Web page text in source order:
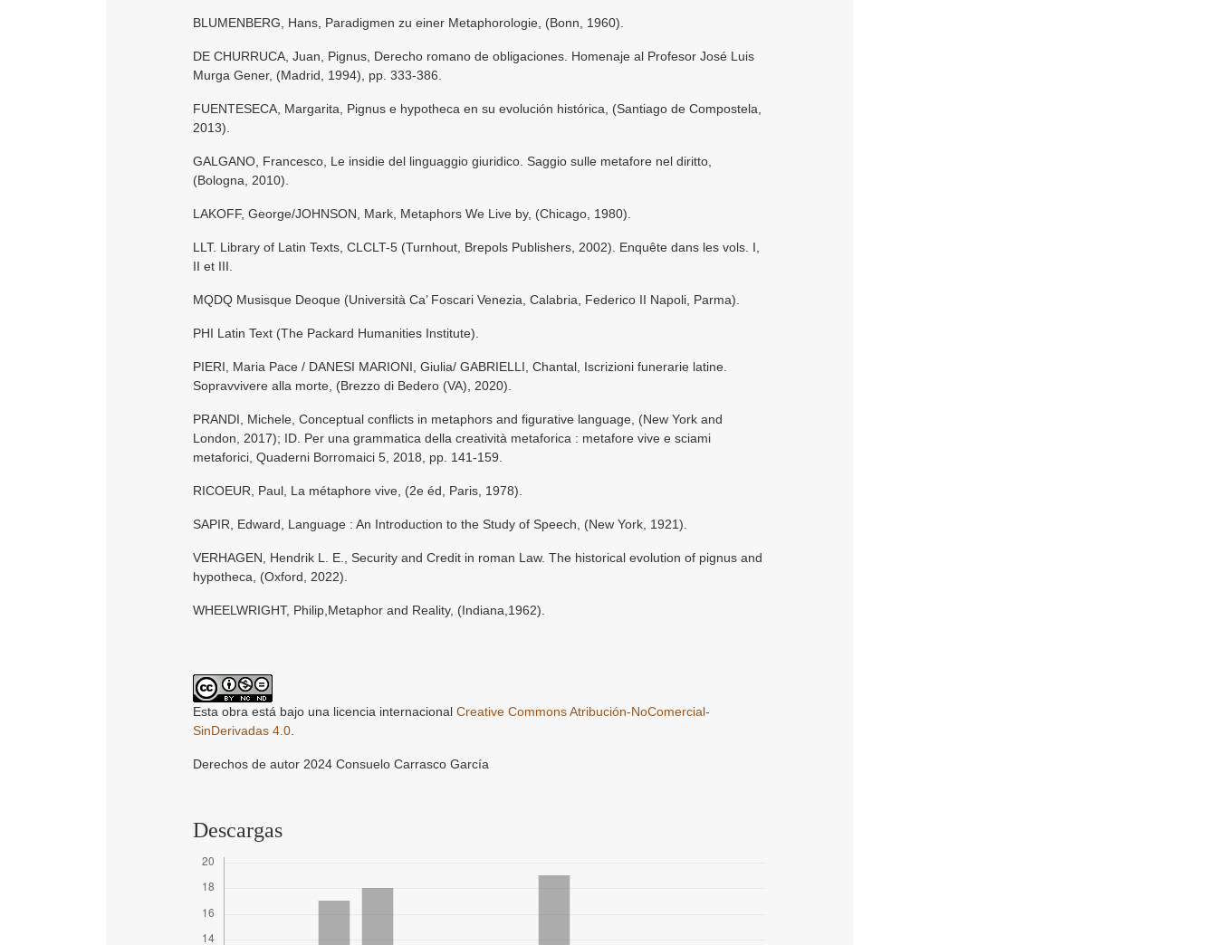
BLUMENBERG, Hans, Paradigmen zu einer Metaphorologie, (Bonn, 1960).
DE CHURRUCA, Juan, Pignus, Derecho romano de obligaciones. Homenaje al Profesor José Luis
Murga Gener, (Madrid, 1994), pp. 333-386.
FUENTESECA, Margarita, Pignus e hypotheca en su evolución histórica, (Santiago de Compostela,
2013).
GALGANO, Francesco, Le insidie del linguaggio giuridico. Saggio sulle metafore nel diritto,
(Bologna, 2010).
LAKOFF, George/JOHNSON, Mark, Metaphors We Live by, (Chicago, 1980).
LLT. Library of Latin Texts, CLCLT-5 (Turnhout, Brepols Publishers, 2002). Enquête dans les vols. I,
II et III.
MQDQ Musisque Deoque (Università Ca’ Foscari Venezia, Calabria, Federico II Napoli, Parma).
PHI Latin Text (The Packard Humanities Institute).
PIERI, Maria Pace / DANESI MARIONI, Giulia/ GABRIELLI, Chantal, Iscrizioni funerarie latine.
Sopravvivere alla morte, (Brezzo di Bedero (VA), 2020).
PRANDI, Michele, Conceptual conflicts in metaphors and figurative language, (New York and
London, 2017); ID. Per una grammatica della creatività metaforica : metafore vive e sciami
metaforici, Quaderni Borromaici 5, 2018, pp. 141-159.
RICOEUR, Paul, La métaphore vive, (2e éd, Paris, 1978).
SAPIR, Edward, Language : An Introduction to the Study of Speech, (New York, 1921).
VERHAGEN, Hendrik L. E., Security and Credit in roman Law. The historical evolution of pignus and
hypotheca, (Oxford, 2022).
WHEELWRIGHT, Philip,Metaphor and Reality, (Indiana,1962).
Esta obra está bajo una licencia internacional Creative Commons Atribución-NoComercial-
SinDerivadas 4.0
Derechos de autor 2024 Consuelo Carrasco García
Descargas